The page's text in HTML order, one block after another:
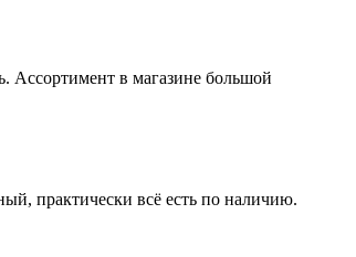
Ассортимент в магазине большой
практически всё есть по наличию.